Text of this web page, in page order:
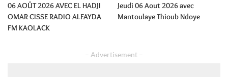
06 AOÛT 2026 AVEC EL HADJI
OMAR CISSE RADIO ALFAYDA
FM KAOLACK
Jeudi 06 Aout 2026 avec
Mantoulaye Thioub Ndoye
– Advertisement –